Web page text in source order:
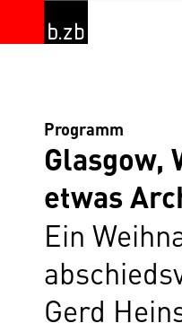
Programm
Glasgow,
etwas
Ein
Gerd